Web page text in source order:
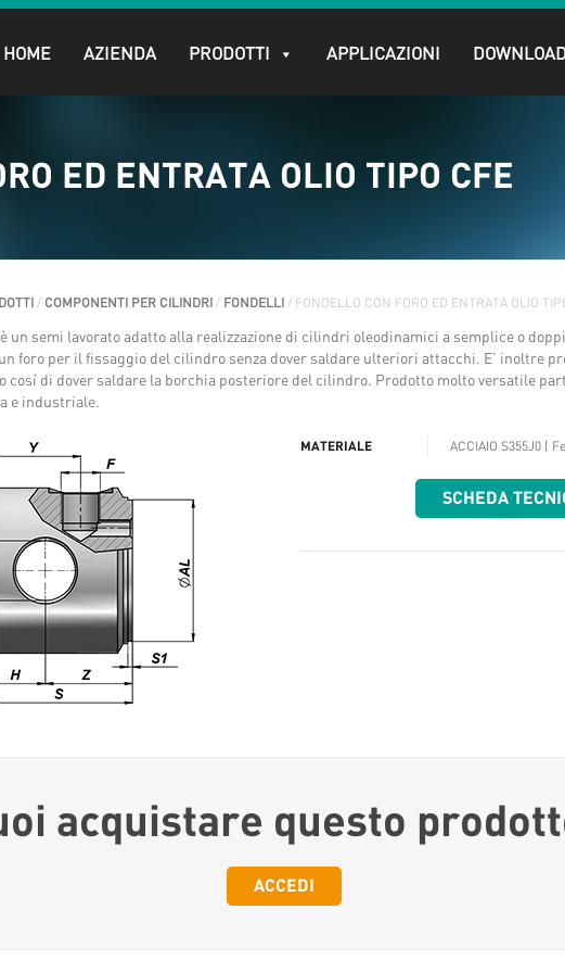
HOME AZIENDA PRODOTTI APPLICAZIONI
ED ENTRATA OLIO TIPO CFE
/ COMPONENTI PER CILINDRI / FONDELLI / FONDELLO CON FORO ED ENTRATA OLIO
un semi lavorato adatto alla realizzazione di cilindri oleodinamici a semplice o
foro per il fissaggio del cilindro senza dover saldare ulteriori attacchi. E’ inoltre
così di dover saldare la borchia posteriore del cilindro. Prodotto molto versatile
e industriale.
MATERIALE ACCIAIO S355J0 (
SCHEDA
acquistare questo
ACCEDI